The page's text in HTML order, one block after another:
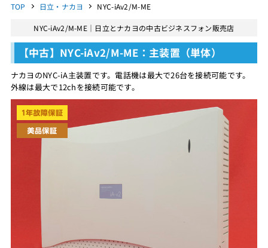
TOP
日立・ナカヨ NYC-iAv2/M-ME
NYC-iAv2/M-ME｜日立とナカヨの中古ビジネスフォン販売店
【中古】NYC-iAv2/M-ME：主装置（単体）
ナカヨのNYC-iA主装置です。電話機は最大で26台を接続可能です。
外線は最大で12chを接続可能です。